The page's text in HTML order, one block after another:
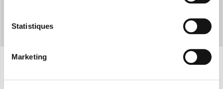
Statistiques
Marketing